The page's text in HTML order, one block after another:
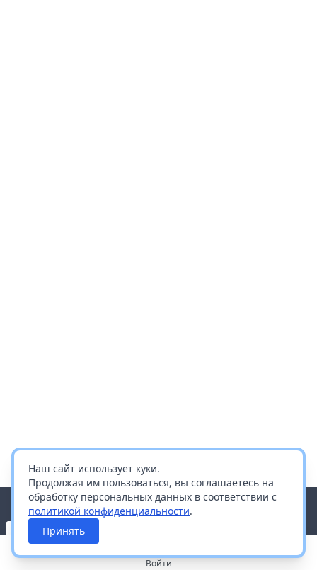
Наш сайт использует куки.
Продолжая им пользоваться, вы соглашаетесь на
обработку персональных данных в соответствии с
политикой конфиденциальности.
Принять
Войти